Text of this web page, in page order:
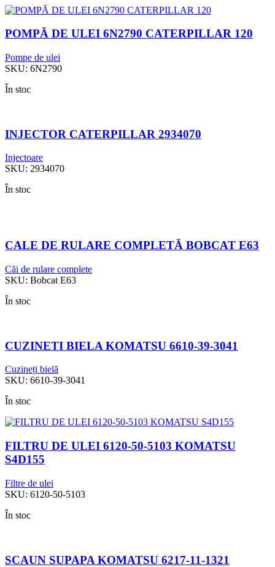
POMPĂ DE ULEI 6N2790 CATERPILLAR 120
Pompe de ulei
SKU: 6N2790
În stoc
INJECTOR CATERPILLAR 2934070
Injectoare
SKU: 2934070
În stoc
CALE DE RULARE COMPLETĂ BOBCAT E63
Căi de rulare complete
SKU: Bobcat E63
În stoc
CUZINETI BIELA KOMATSU 6610-39-3041
Cuzineți bielă
SKU: 6610-39-3041
În stoc
FILTRU DE ULEI 6120-50-5103 KOMATSU
S4D155
Filtre de ulei
SKU: 6120-50-5103
În stoc
SCAUN SUPAPA KOMATSU 6217-11-1321